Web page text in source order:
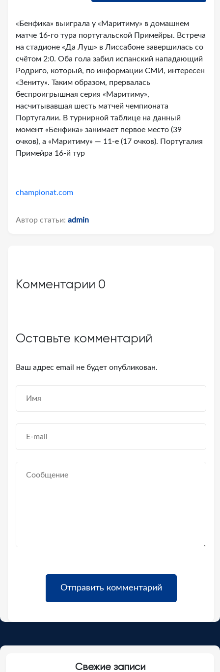
«Бенфика» выиграла у «Маритиму» в домашнем
матче 16-го тура португальской Примейры. Встреча
на стадионе «Да Луш» в Лиссабоне завершилась со
счётом 2:0. Оба гола забил испанский нападающий
Родриго, который, по информации СМИ, интересен
«Зениту». Таким образом, прервалась
беспроигрышная серия «Маритиму»,
насчитывавшая шесть матчей чемпионата
Португалии. В турнирной таблице на данный
момент «Бенфика» занимает первое место (39
очков), а «Маритиму» — 11-е (17 очков). Португалия
Примейра 16-й тур
championat.com
Автор статьи: admin
Комментарии 0
Оставьте комментарий
Ваш адрес email не будет опубликован.
Свежие записи